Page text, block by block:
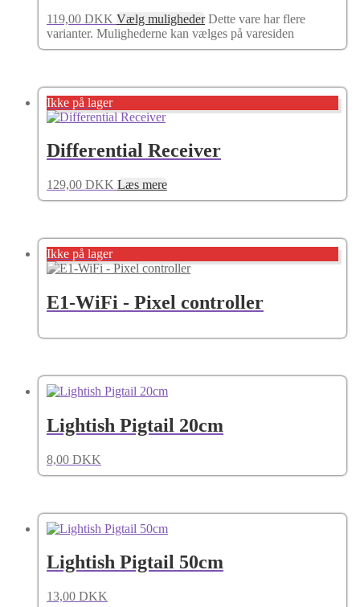
119,00 DKK Vælg muligheder Dette vare har flere
varianter. Mulighederne kan vælges på varesiden
Ikke på lager
Differential Receiver
129,00 DKK Læs mere
Ikke på lager
E1-WiFi - Pixel controller
Lightish Pigtail 20cm
8,00 DKK
Lightish Pigtail 50cm
13,00 DKK